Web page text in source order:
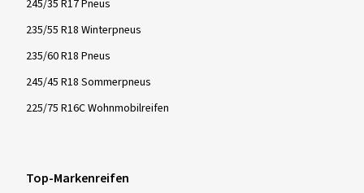
245/35 R17 Pneus
235/55 R18 Winterpneus
235/60 R18 Pneus
245/45 R18 Sommerpneus
225/75 R16C Wohnmobilreifen
Top-Markenreifen